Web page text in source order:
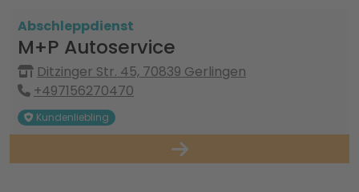
Abschleppdienst
M+P Autoservice
Ditzinger Str. 45, 70839 Gerlingen
+497156270470
Kundenliebling